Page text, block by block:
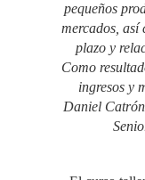
pequeños
mercados, así
plazo y
Como
ingresos y
Daniel